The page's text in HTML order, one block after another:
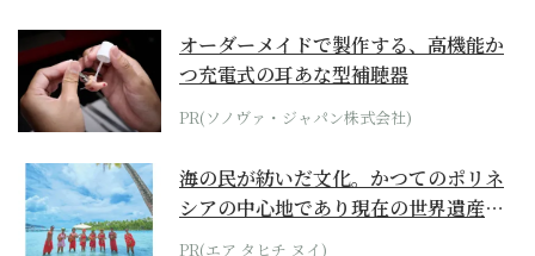
オーダーメイドで製作する、高機能か
つ充電式の耳あな型補聴器
PR(ソノヴァ・ジャパン株式会社)
海の民が紡いだ文化。かつてのポリネ
シアの中心地であり現在の世界遺産か
らみえてくる...
PR(エア タヒチ ヌイ)